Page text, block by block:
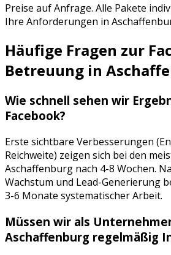
Preise auf Anfrage. Alle Pakete
Ihre Anforderungen in
Häufige Fragen zur
Betreuung in
Wie schnell sehen wir
Facebook?
Erste sichtbare Verbesserungen
Reichweite) zeigen sich bei den
Aschaffenburg nach 4-8 Wochen.
Wachstum und Lead-Generierung
3-6 Monate systematischer Arbeit.
Müssen wir als
Aschaffenburg regelmäßig